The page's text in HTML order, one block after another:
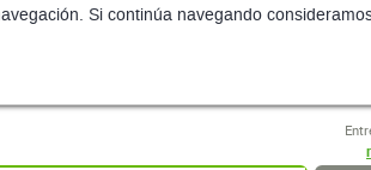
Si continúa navegando